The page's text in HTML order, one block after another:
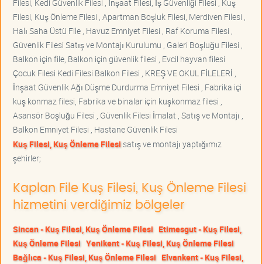
Filesi, Kedi Güvenlik Filesi , İnşaat Filesi, İş Güvenliği Filesi , Kuş
Filesi, Kuş Önleme Filesi , Apartman Boşluk Filesi, Merdiven Filesi ,
Halı Saha Üstü File , Havuz Emniyet Filesi , Raf Koruma Filesi ,
Güvenlik Filesi Satış ve Montajı Kurulumu , Galeri Boşluğu Filesi ,
Balkon için file, Balkon için güvenlik filesi , Evcil hayvan filesi
Çocuk Filesi Kedi Filesi Balkon Filesi , KREŞ VE OKUL FİLELERİ ,
İnşaat Güvenlik Ağı Düşme Durdurma Emniyet Filesi , Fabrika içi
kuş konmaz filesi, Fabrika ve binalar için kuşkonmaz filesi ,
Asansör Boşluğu Filesi , Güvenlik Filesi İmalat , Satış ve Montajı ,
Balkon Emniyet Filesi , Hastane Güvenlik Filesi
Kuş Filesi, Kuş Önleme Filesisatış ve montajı yaptığımız
şehirler;
Kaplan File Kuş Filesi, Kuş Önleme Filesi
hizmetini verdiğimiz bölgeler
Sincan - Kuş Filesi, Kuş Önleme Filesi Etimesgut - Kuş Filesi,
Kuş Önleme Filesi Yenikent - Kuş Filesi, Kuş Önleme Filesi
Bağlıca - Kuş Filesi, Kuş Önleme Filesi Elvankent - Kuş Filesi,